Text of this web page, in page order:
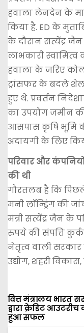
हवाला लेनदेन के
किया है. ED के
के दौरान सत्येंद्र
लाभकारी स्वामित्व
हवाला के जरिए
ट्रांसफर के बदले शेल
हुए थे. प्रवर्तन
का उपयोग जमीन
आसपास कृषि भूमि
अदायगी के लिए
परिवार और
की थी
गौरतलब है कि
मनी लॉन्ड्रिंग की
मंत्री सत्येंद्र जैन के
रुपये की संपत्ति
नेतृत्व वाली सरकार
उद्योग, शहरी
P
o
वित्त मंत्रालय भारत
द्वारा क्रेडिट आउटरीच
हुआ सफल